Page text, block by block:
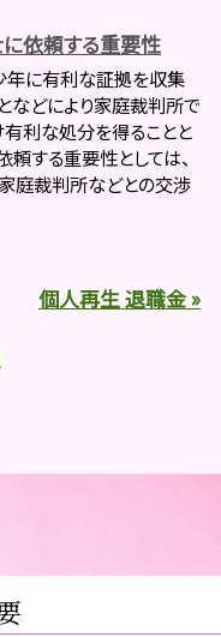
依頼する重要性
年に有利な証拠を収集
などにより家庭裁判所で
利な処分を得ることと
頼する重要性としては、
庭裁判所などとの交渉
個人再生 退職金 »